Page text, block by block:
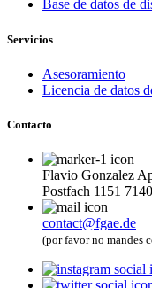
Base de datos de
Servicios
Asesoramiento
Licencia de datos
Contacto
Flavio Gonzalez
Postfach 1151
contact@fgae.de
(por favor no mandes